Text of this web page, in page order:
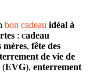
bon cadeau idéal à
: cadeau
mères, fête des
de vie de
(EVG), enterrement